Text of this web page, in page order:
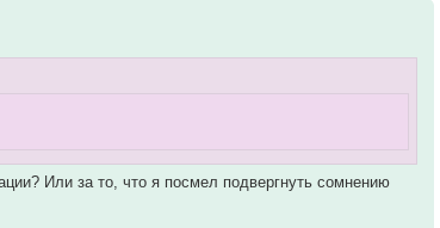
Или за то, что я посмел подвергнуть сомнению